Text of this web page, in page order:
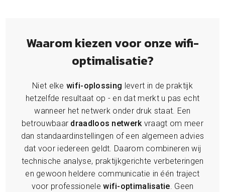
Waarom kiezen voor onze wifi-
optimalisatie?
Niet elkewifi-oplossing levert in de praktijk
hetzelfde resultaat op - en dat merkt u pas echt
wanneer het netwerk onder druk staat. Een
betrouwbaar draadloos netwerkvraagt om meer
dan standaardinstellingen of een algemeen advies
dat voor iedereen geldt. Daarom combineren wij
technische analyse, praktijkgerichte verbeteringen
en gewoon heldere communicatie in één traject
voor professionelewifi-optimalisatie. Geen